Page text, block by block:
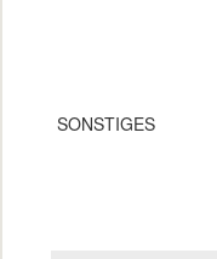
SONSTIGES